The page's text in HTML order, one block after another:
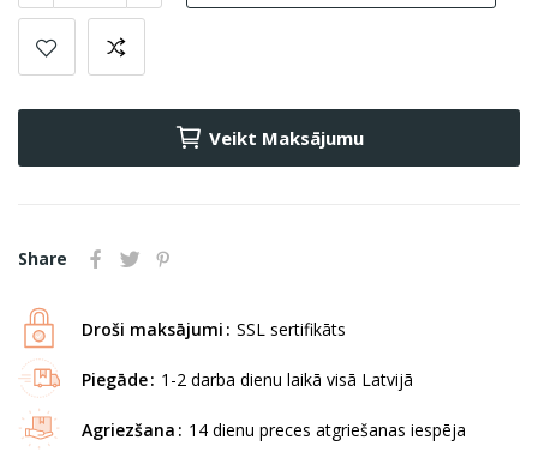
Veikt Maksājumu
Share
Droši maksājumi SSL sertifikāts
Piegāde 1-2 darba dienu laikā visā Latvijā
Agriezšana 14 dienu preces atgriešanas iespēja